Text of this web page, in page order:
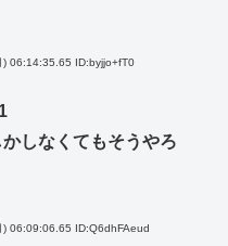
06:14:35.65 ID:byjjo+fT0
かしなくてもそうやろ
06:09:06.65 ID:Q6dhFAeud